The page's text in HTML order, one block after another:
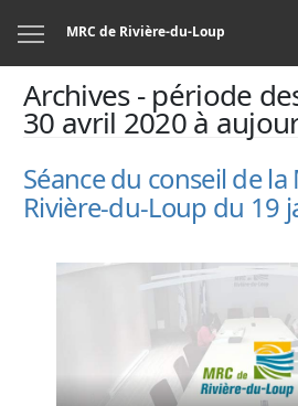
MRC de Rivière-du-Loup
Archives - période
30 avril 2020 à
Séance du conseil de la
Rivière-du-Loup du 19